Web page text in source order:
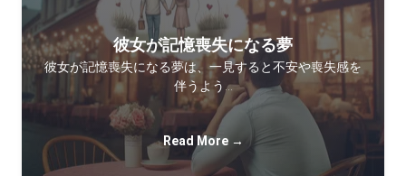
彼女が記憶喪失になる夢
彼女が記憶喪失になる夢は、一見すると不安や喪失感を
伴うよう…
Read More →